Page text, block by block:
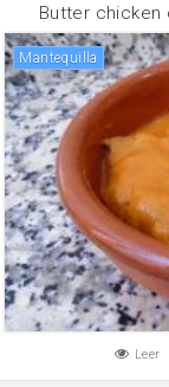
Butter chicken
mantequilla
Leer